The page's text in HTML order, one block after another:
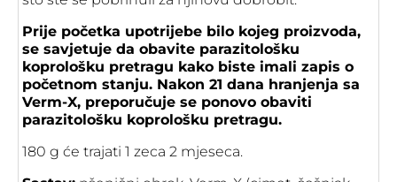
Prije početka upotrijebe bilo kojeg proizvoda,
se savjetuje da obavite parazitološku
koprološku pretragu kako biste imali zapis o
početnom stanju. Nakon 21 dana hranjenja sa
Verm-X, preporučuje se ponovo obaviti
parazitološku koprološku pretragu.
180 g će trajati 1 zeca 2 mjeseca.